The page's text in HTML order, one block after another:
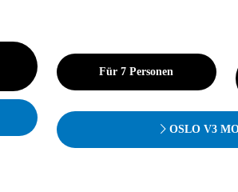
Für 7 Personen
OSLO V3